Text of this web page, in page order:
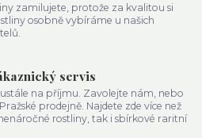
zamilujete, protože za kvalitou si
osobně vybíráme u našich
servis
na příjmu. Zavolejte nám, nebo
prodejně. Najdete zde více než
rostliny, tak i sbírkové raritní